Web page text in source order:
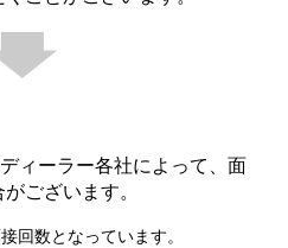
ィーラー各社によって、面
ございます。
回数となっています。